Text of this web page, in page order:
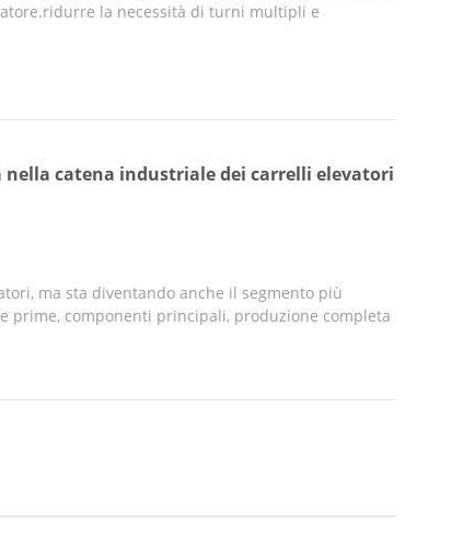
la necessità di turni multipli e
catena industriale dei carrelli elevatori
ma sta diventando anche il segmento più
prime, componenti principali, produzione completa